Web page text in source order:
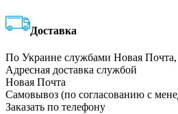
Доставка
По Украине службами Новая Почта,
Адресная доставка службой
Новая Почта
Самовывоз (по согласованию с
Заказать по телефону